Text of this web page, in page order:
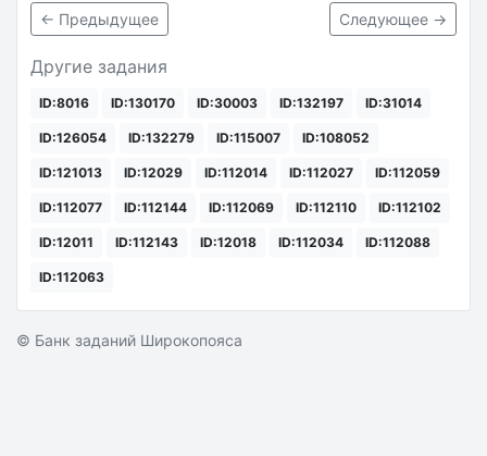
← Предыдущее Следующее →
Другие задания
ID:8016 ID:130170 ID:30003 ID:132197 ID:31014
ID:126054 ID:132279 ID:115007 ID:108052
ID:121013 ID:12029 ID:112014 ID:112027 ID:112059
ID:112077 ID:112144 ID:112069 ID:112110 ID:112102
ID:12011 ID:112143 ID:12018 ID:112034 ID:112088
ID:112063
© Банк заданий Широкопояса